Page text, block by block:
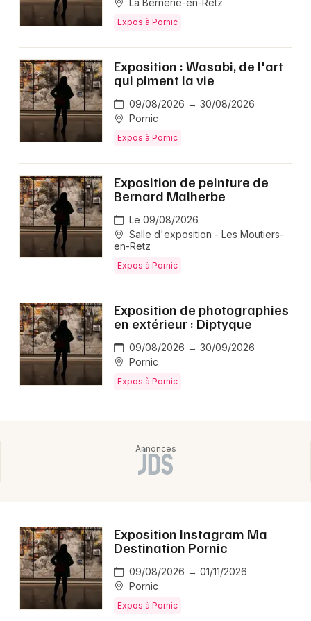
Expos à Pornic
Exposition : Wasabi, de l'art
qui piment la vie
09/08/2026 → 30/08/2026
Pornic
Expos à Pornic
Exposition de peinture de
Bernard Malherbe
Le 09/08/2026
Salle d'exposition - Les Moutiers-
en-Retz
Expos à Pornic
Exposition de photographies
en extérieur : Diptyque
09/08/2026 → 30/09/2026
Pornic
Expos à Pornic
Exposition Instagram Ma
Destination Pornic
09/08/2026 → 01/11/2026
Pornic
Expos à Pornic